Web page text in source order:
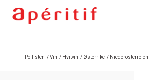
Pollisten /Vin / Hvitvin / Østerrike / Niederösterreich